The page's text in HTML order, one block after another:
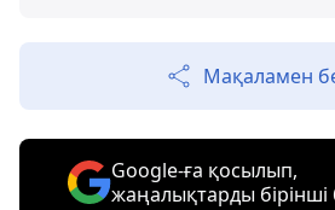
Мақаламен
Google-ға қосылып,
жаңалықтарды